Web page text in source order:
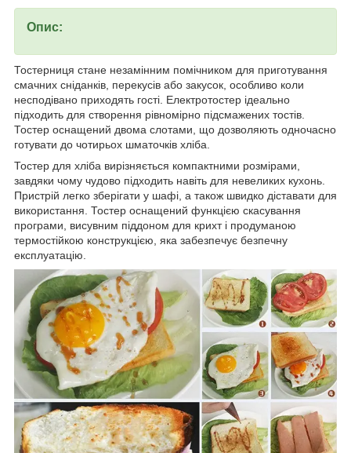
Опис:
Тостерниця стане незамінним помічником для приготування
смачних сніданків, перекусів або закусок, особливо коли
несподівано приходять гості. Електротостер ідеально
підходить для створення рівномірно підсмажених тостів.
Тостер оснащений двома слотами, що дозволяють одночасно
готувати до чотирьох шматочків хліба.
Тостер для хліба вирізняється компактними розмірами,
завдяки чому чудово підходить навіть для невеликих кухонь.
Пристрій легко зберігати у шафі, а також швидко діставати для
використання. Тостер оснащений функцією скасування
програми, висувним піддоном для крихт і продуманою
термостійкою конструкцією, яка забезпечує безпечну
експлуатацію.